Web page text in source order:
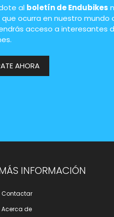
al boletín de Endubikes
ocurra en nuestro mundo
acceso a interesantes
AHORA
INFORMACIÓN
Contactar
Acerca de